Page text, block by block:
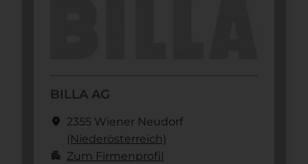
BILLA AG
location_on 2355 Wiener Neudorf
(Nieder­österreich)
apartment Zum Firmenprofil